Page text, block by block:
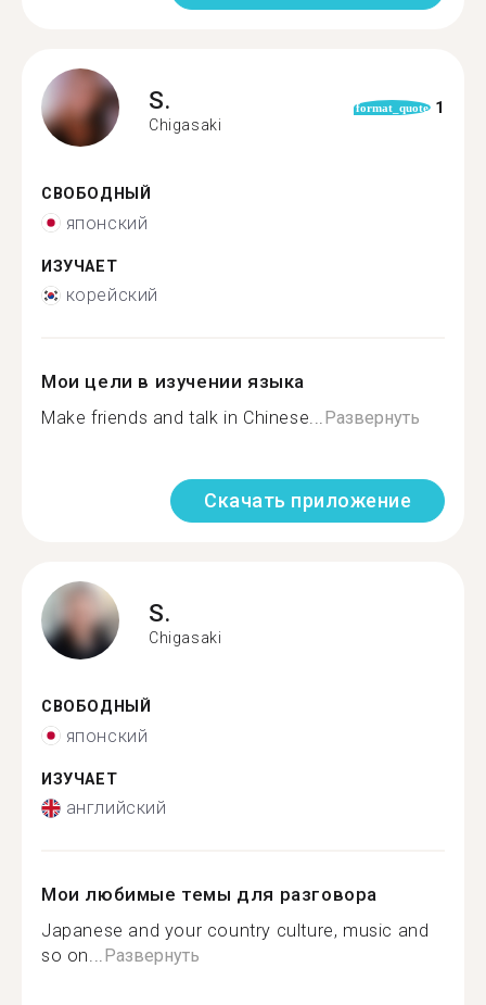
S.
Chigasaki
format_quote 1
СВОБОДНЫЙ
японский
ИЗУЧАЕТ
корейский
Мои цели в изучении языка
Make friends and talk in Chinese...Развернуть
Скачать приложение
S.
Chigasaki
СВОБОДНЫЙ
японский
ИЗУЧАЕТ
английский
Мои любимые темы для разговора
Japanese and your country culture, music and
so on...Развернуть